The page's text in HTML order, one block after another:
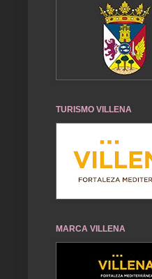
TURISMO VILLENA
MARCA VILLENA